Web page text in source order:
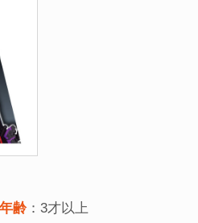
齢：3才以上